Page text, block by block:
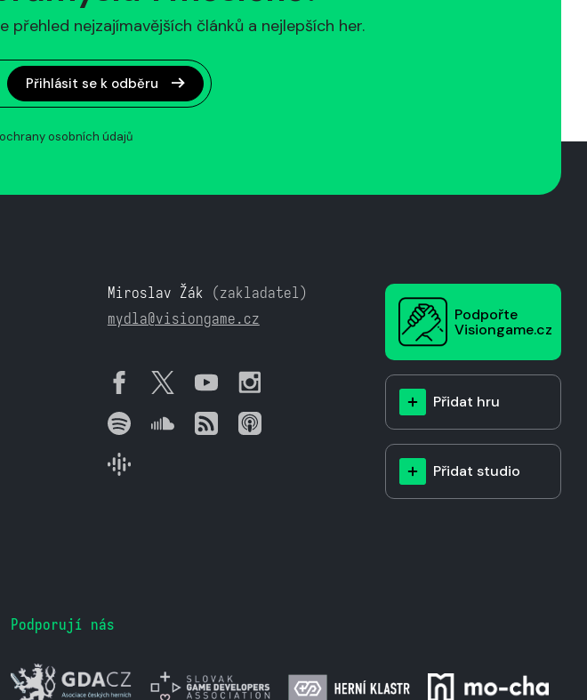
nejzajímavějších článků a nejlepších her.
Přihlásit se k odběru
osobních údajů
Miroslav Žák (zakladatel)
mydla@visiongame.cz
Podpořte
Visiongame.cz
Přidat hru
Přidat studio
Podporují nás